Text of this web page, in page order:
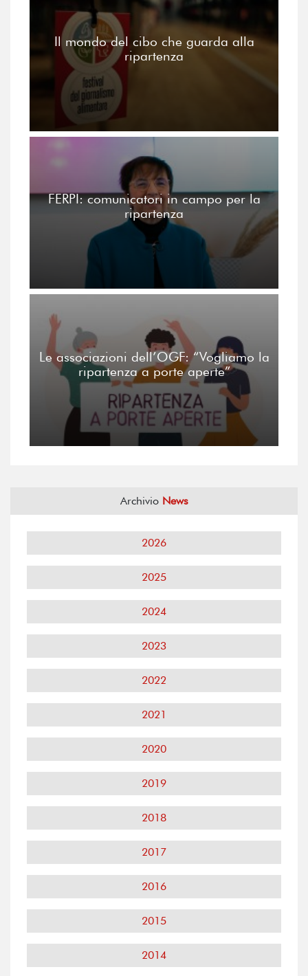
Il mondo del cibo che guarda alla
ripartenza
FERPI: comunicatori in campo per la
ripartenza
Le associazioni dell’OGF: “Vogliamo la
ripartenza a porte aperte”
Archivio News
2026
2025
2024
2023
2022
2021
2020
2019
2018
2017
2016
2015
2014